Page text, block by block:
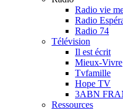
Radio vie
Radio
Radio 74
Télévision
Il est écrit
Mieux-Vivre
Tvfamille
Hope TV
3ABN
Ressources